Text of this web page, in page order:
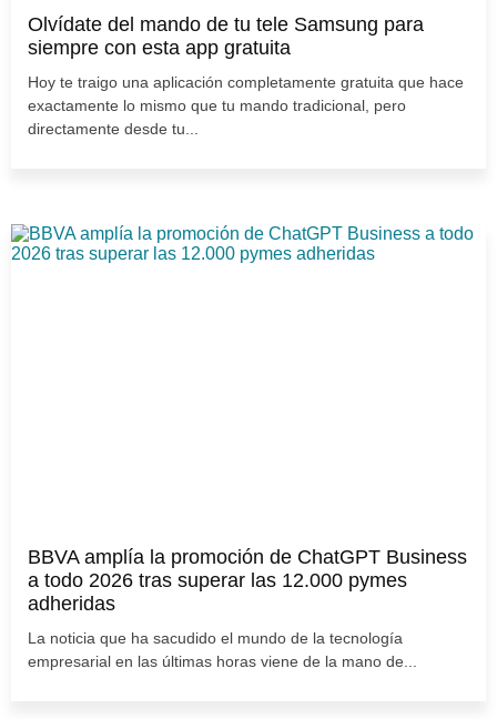
Olvídate del mando de tu tele Samsung para
siempre con esta app gratuita
Hoy te traigo una aplicación completamente gratuita que hace
exactamente lo mismo que tu mando tradicional, pero
directamente desde tu...
BBVA amplía la promoción de ChatGPT Business
a todo 2026 tras superar las 12.000 pymes
adheridas
La noticia que ha sacudido el mundo de la tecnología
empresarial en las últimas horas viene de la mano de...